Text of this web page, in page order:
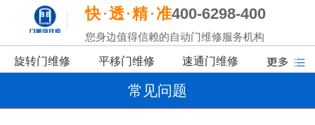
快 透 精 准400-6298-400
您身边值得信赖的自动门维修服务机构
旋转门维修 平移门维修 速通门维修
常见问题